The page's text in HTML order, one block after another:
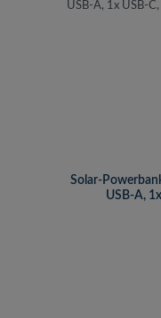
Solar-
USB-A,